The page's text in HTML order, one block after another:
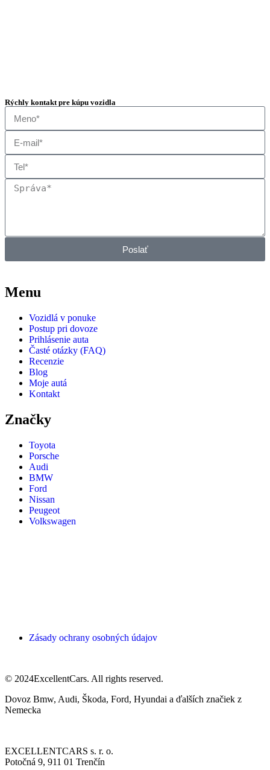
Rýchly kontakt pre kúpu vozidla
Poslať
Menu
Vozidlá v ponuke
Postup pri dovoze
Prihlásenie auta
Časté otázky (FAQ)
Recenzie
Blog
Moje autá
Kontakt
Značky
Toyota
Porsche
Audi
BMW
Ford
Nissan
Peugeot
Volkswagen
Zásady ochrany osobných údajov
© 2024ExcellentCars. All rights reserved.
Dovoz Bmw, Audi, Škoda, Ford, Hyundai a ďalších značiek z
Nemecka
EXCELLENTCARS s. r. o.
Potočná 9, 911 01 Trenčín